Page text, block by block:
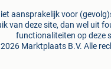
aansprakelijk voor
van deze site, dan wel uit
functionaliteiten op deze
Marktplaats B.V. Alle